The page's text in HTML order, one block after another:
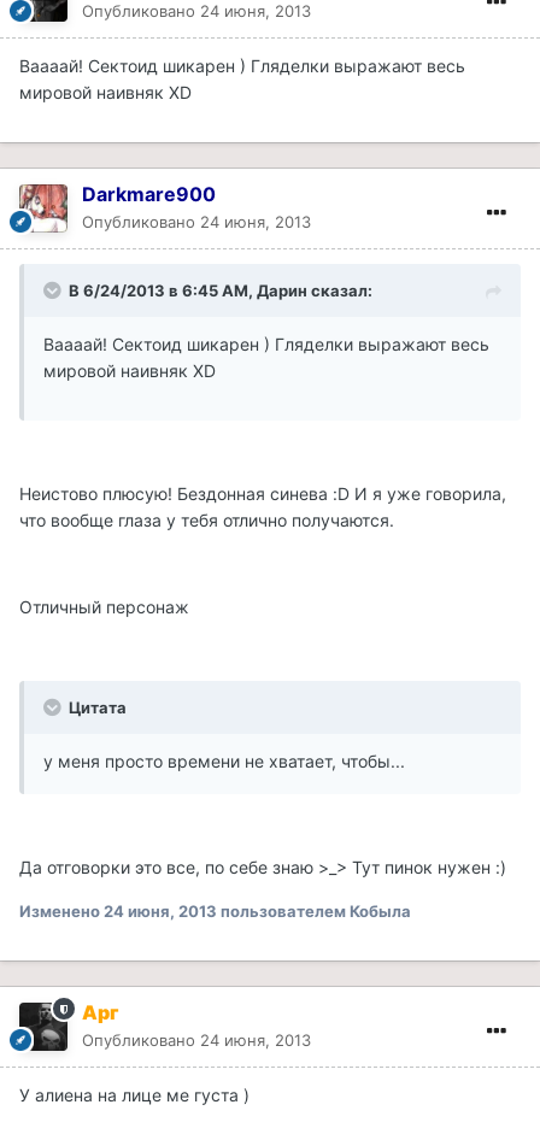
Опубликовано 24 июня, 2013
Ваааай! Сектоид шикарен ) Гляделки выражают весь
мировой наивняк XD
Darkmare900
Опубликовано 24 июня, 2013
В 6/24/2013 в 6:45 AM, Дарин сказал:
Ваааай! Сектоид шикарен ) Гляделки выражают весь
мировой наивняк XD
Неистово плюсую! Бездонная синева :D И я уже говорила,
что вообще глаза у тебя отлично получаются.
Отличный персонаж
Цитата
у меня просто времени не хватает, чтобы...
Да отговорки это все, по себе знаю >_> Тут пинок нужен :)
Изменено24 июня, 2013 пользователем Кобыла
Арг
Опубликовано 24 июня, 2013
У алиена на лице ме густа )